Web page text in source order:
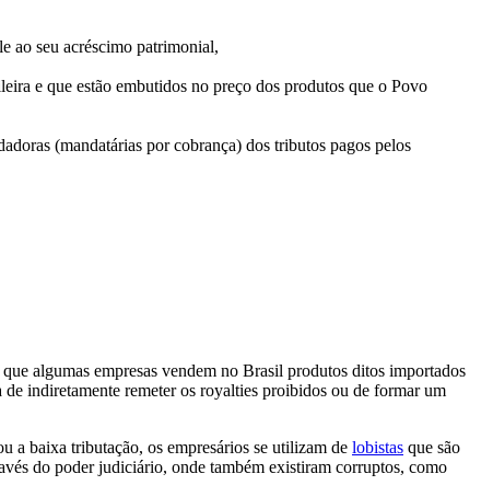
ao seu acréscimo patrimonial,
e que estão embutidos no preço dos produtos que o Povo
(mandatárias por cobrança) dos tributos pagos pelos
algumas empresas vendem no Brasil produtos ditos importados
de indiretamente remeter os royalties proibidos ou de formar um
a baixa tributação, os empresários se utilizam de lobistas que são
do poder judiciário, onde também existiram corruptos, como